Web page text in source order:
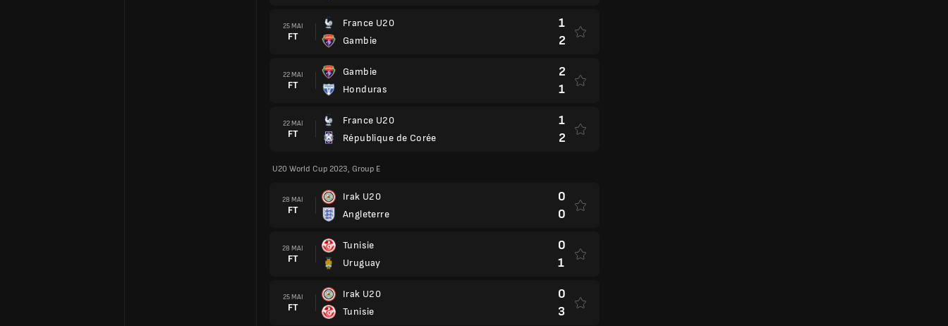
25 MAI
FT
France U20
Gambie
1
2
22 MAI
FT
Gambie
Honduras
2
1
22 MAI
FT
France U20
République de Corée
1
2
U20 World Cup 2023, Group E
28 MAI
FT
Irak U20
Angleterre
0
0
28 MAI
FT
Tunisie
Uruguay
0
1
25 MAI
FT
Irak U20
Tunisie
0
3